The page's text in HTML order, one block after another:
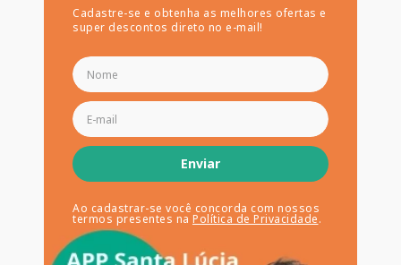
Cadastre-se e obtenha as melhores ofertas e
super descontos direto no e-mail!
Enviar
Ao cadastrar-se você concorda com nossos
termos presentes na Política de Privacidade.